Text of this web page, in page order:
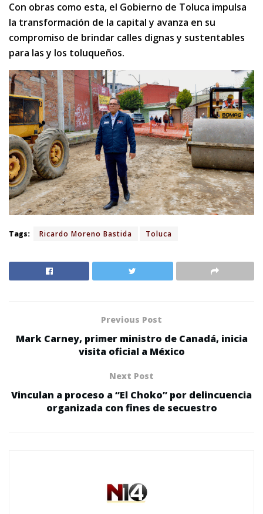
Con obras como esta, el Gobierno de Toluca impulsa
la transformación de la capital y avanza en su
compromiso de brindar calles dignas y sustentables
para las y los toluqueños.
Tags: Ricardo Moreno Bastida Toluca
Previous Post
Mark Carney, primer ministro de Canadá, inicia
visita oficial a México
Next Post
Vinculan a proceso a “El Choko” por delincuencia
organizada con fines de secuestro